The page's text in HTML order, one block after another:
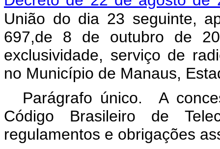
União do dia 23 seguinte,
697,de 8 de outubro de
exclusividade, serviço de
no Município de Manaus,
Parágrafo único. A
Código Brasileiro de
regulamentos e obrigações